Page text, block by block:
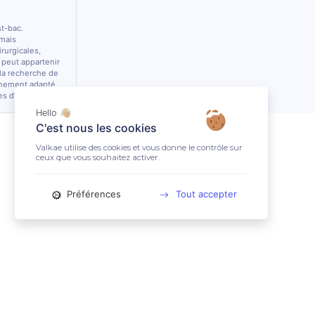
bac.
appartenir
recherche de
adapté.
Hello 👋🏼
C'est nous les cookies
Valkae utilise des cookies et vous donne le contrôle sur
ceux que vous souhaitez activer.
Préférences Tout accepter